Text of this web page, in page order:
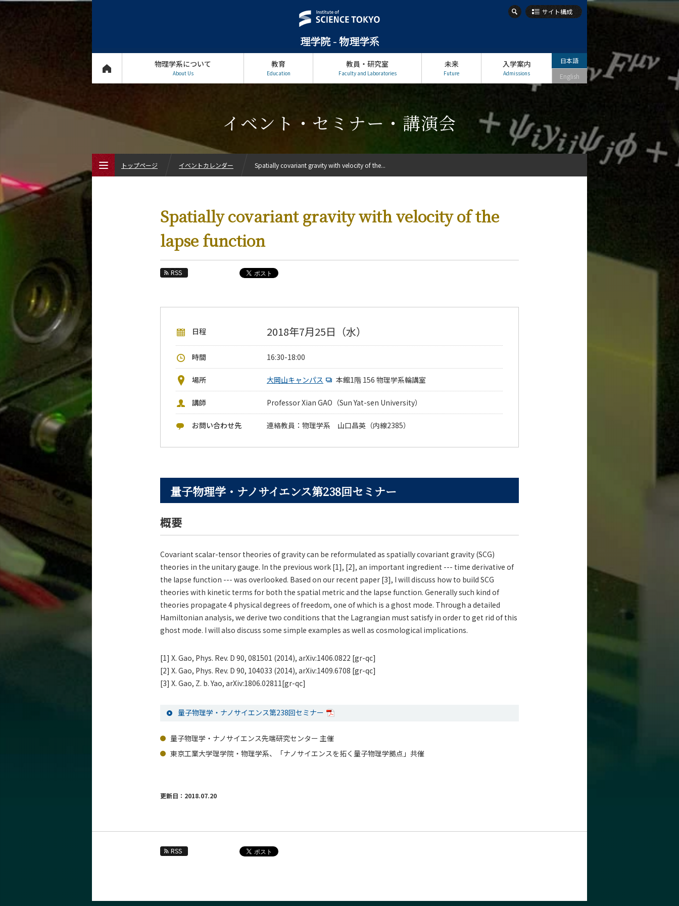
理学院 - 物理学系
サイト構成
物理学系について
About Us
教育
Education
教員・研究室
Faculty and Laboratories
未来
Future
入学案内
Admissions
日本語
English
イベント・セミナー・講演会
Spatially covariant gravity with velocity of the
lapse function
RSS
日程 2018年7月25日（水）
時間 16:30-18:00
場所 大岡山キャンパス 本館1階 156 物理学系輪講室
講師 Professor Xian GAO（Sun Yat-sen University）
お問い合わせ先 連絡教員：物理学系 山口昌英（内線2385）
量子物理学・ナノサイエンス第238回セミナー
概要
Covariant scalar-tensor theories of gravity can be reformulated as spatially covariant gravity (SCG)
theories in the unitary gauge. In the previous work [1], [2], an important ingredient --- time derivative of
the lapse function --- was overlooked. Based on our recent paper [3], I will discuss how to build SCG
theories with kinetic terms for both the spatial metric and the lapse function. Generally such kind of
theories propagate 4 physical degrees of freedom, one of which is a ghost mode. Through a detailed
Hamiltonian analysis, we derive two conditions that the Lagrangian must satisfy in order to get rid of this
ghost mode. I will also discuss some simple examples as well as cosmological implications.
[1] X. Gao, Phys. Rev. D 90, 081501 (2014), arXiv:1406.0822 [gr-qc]
[2] X. Gao, Phys. Rev. D 90, 104033 (2014), arXiv:1409.6708 [gr-qc]
[3] X. Gao, Z. b. Yao, arXiv:1806.02811[gr-qc]
量子物理学・ナノサイエンス第238回セミナー
量子物理学・ナノサイエンス先端研究センター 主催
東京工業大学理学院・物理学系、「ナノサイエンスを拓く量子物理学拠点」共催
更新日：2018.07.20
RSS
トップページ イベントカレンダー Spatially covariant gravity with velocity of the...
今後の課程別イベント